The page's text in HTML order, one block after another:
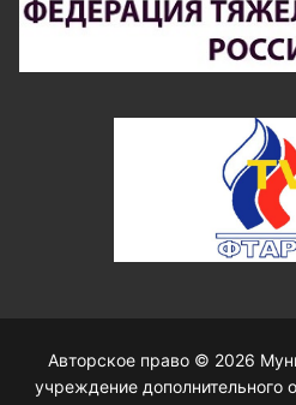
Авторское право © 2026
учреждение дополнительного